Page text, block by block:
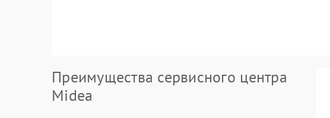
Преимущества сервисного центра
Midea